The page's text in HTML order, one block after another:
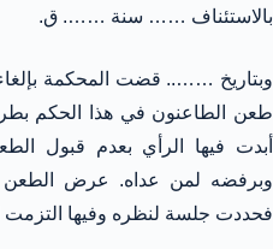
بالاستئناف …… سنة ……. ق.
وبتاريخ …….. قضت المحكمة
طعن الطاعنون في هذا الحكم
أبدت فيها الرأي بعدم قبول
وبرفضه لمن عداه. عرض
فحددت جلسة لنظره وفيها التزمت